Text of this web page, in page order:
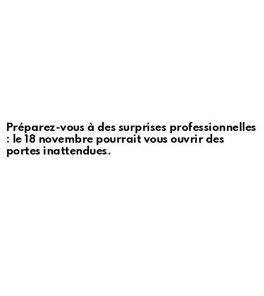
Préparez-vous à des surprises professionnelles
: le 18 novembre pourrait vous ouvrir des
portes inattendues.